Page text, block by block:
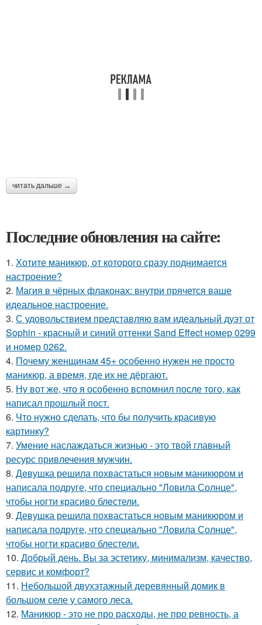
читать дальше →
Последние обновления на сайте:
1. Хотите маникюр, от которого сразу поднимается
настроение?
2. Магия в чёрных флаконах: внутри прячется ваше
идеальное настроение.
3. С удовольствием представляю вам идеальный дуэт от
Sophin - красный и синий оттенки Sand Effect номер 0299
и номер 0262.
4. Почему женщинам 45+ особенно нужен не просто
маникюр, а время, где их не дёргают.
5. Ну вот же, что я особенно вспомнил после того, как
написал прошлый пост.
6. Что нужно сделать, что бы получить красивую
картинку?
7. Умение наслаждаться жизнью - это твой главный
ресурс привлечения мужчин.
8. Дeвушка решила похвастаться новым маникюром и
написала подруге, что специально "Ловила Солнце",
чтобы ногти красиво блeстели.
9. Девушка решила похвастаться новым маникюром и
написала подруге, что специально "Ловила Солнце",
чтобы ногти красиво блестели.
10. Добрый день. Вы за эстетику, минимализм, качество,
сервис и комфорт?
11. Небольшой двухэтажный деревянный домик в
большом селе у самого леса.
12. Маникюр - это не про расходы, не про ревность, а